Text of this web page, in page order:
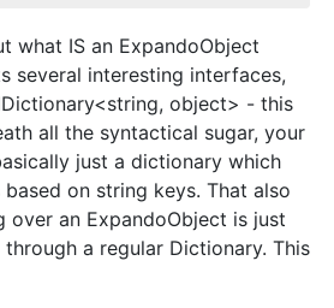
what IS an ExpandoObject
several interesting interfaces,
object> - this
all the syntactical sugar, your
just a dictionary which
on string keys. That also
over an ExpandoObject is just
a regular Dictionary. This